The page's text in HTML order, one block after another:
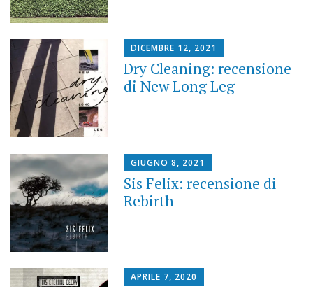
DICEMBRE 12, 2021
Dry Cleaning: recensione
di New Long Leg
GIUGNO 8, 2021
Sis Felix: recensione di
Rebirth
APRILE 7, 2020